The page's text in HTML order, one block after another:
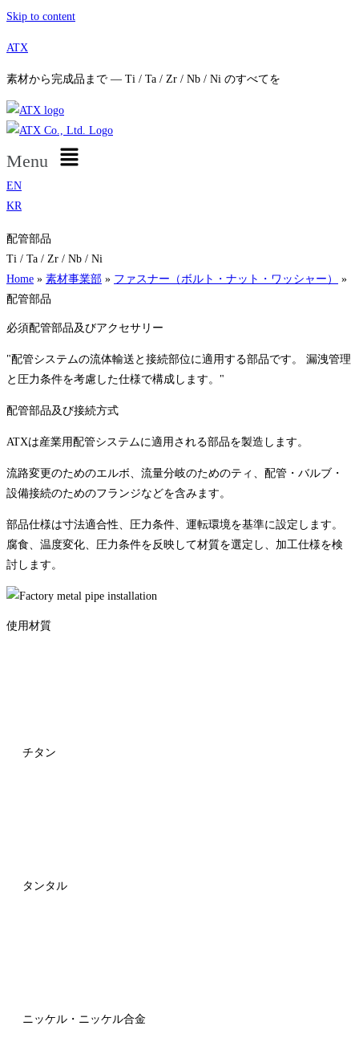
Skip to content
ATX
素材から完成品まで — Ti / Ta / Zr / Nb / Ni のすべてを
Menu
EN
KR
配管部品
Ti / Ta / Zr / Nb / Ni
Home » 素材事業部 » ファスナー（ボルト・ナット・ワッシャー）
»
配管部品
必須配管部品及びアクセサリー
"配管システムの流体輸送と接続部位に適用する部品です。 漏洩管理
と圧力条件を考慮した仕様で構成します。"
配管部品及び接続方式
ATXは産業用配管システムに適用される部品を製造します。
流路変更のためのエルボ、流量分岐のためのティ、配管・バルブ・
設備接続のためのフランジなどを含みます。
部品仕様は寸法適合性、圧力条件、運転環境を基準に設定します。
腐食、温度変化、圧力条件を反映して材質を選定し、加工仕様を検
討します。
使用材質
チタン
タンタル
ニッケル・ニッケル合金